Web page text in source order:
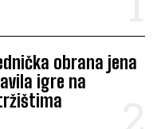
obrana jena
igre na